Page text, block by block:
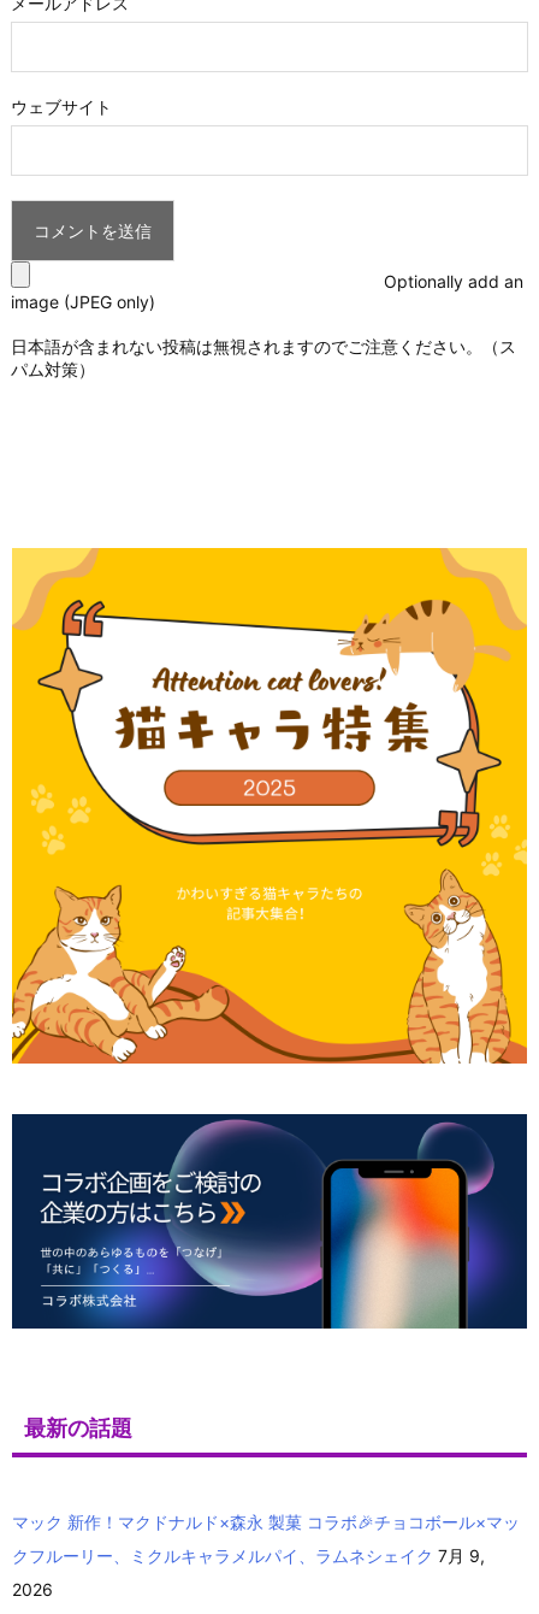
ウェブサイト
Optionally add an
image (JPEG only)
日本語が含まれない投稿は無視されますのでご注意ください。（ス
パム対策）
最新の話題
マック 新作！マクドナルド×森永 製菓 コラボ🎉チョコボール×マッ
クフルーリー、ミクルキャラメルパイ、ラムネシェイク 7月 9,
2026